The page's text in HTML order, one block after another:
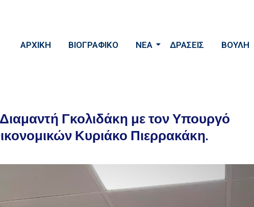
ΑΡΧΙΚΗ ΒΙΟΓΡΑΦΙΚΟ ΝΕΑ ΔΡΑΣΕΙΣ ΒΟΥΛΗ
Γκολιδάκη με τον Υπουργό
Κυριάκο Πιερρακάκη.